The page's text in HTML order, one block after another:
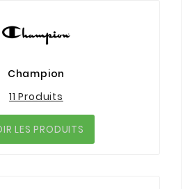
Champion
11 Produits
LES PRODUITS